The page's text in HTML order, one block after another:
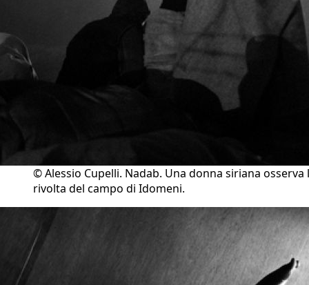
© Alessio Cupelli. Nadab. Una donna siriana osserva
rivolta del campo di Idomeni.